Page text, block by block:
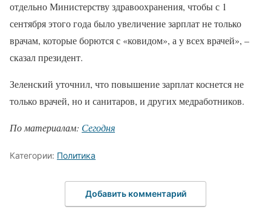
отдельно Министерству здравоохранения, чтобы с 1
сентября этого года было увеличение зарплат не только
врачам, которые борются с «ковидом», а у всех врачей», –
сказал президент.
Зеленский уточнил, что повышение зарплат коснется не
только врачей, но и санитаров, и других медработников.
По материалам: Сегодня
Категории: Политика
Добавить комментарий